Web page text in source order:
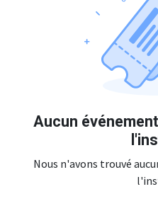
Aucun
Nous n'avons trouvé